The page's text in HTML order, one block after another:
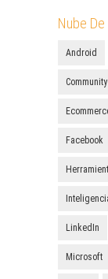
Nube
Android
Facebook
LinkedIn
Microsoft